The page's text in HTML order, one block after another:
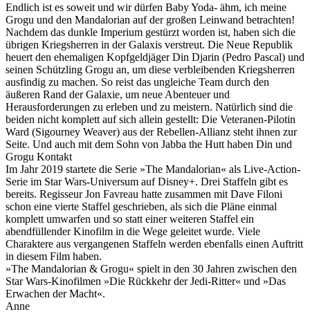
Endlich ist es soweit und wir dürfen Baby Yoda- ähm, ich meine
Grogu und den Mandalorian auf der großen Leinwand betrachten!
Nachdem das dunkle Imperium gestürzt worden ist, haben sich die
übrigen Kriegsherren in der Galaxis verstreut. Die Neue Republik
heuert den ehemaligen Kopfgeldjäger Din Djarin (Pedro Pascal) und
seinen Schützling Grogu an, um diese verbleibenden Kriegsherren
ausfindig zu machen. So reist das ungleiche Team durch den
äußeren Rand der Galaxie, um neue Abenteuer und
Herausforderungen zu erleben und zu meistern. Natürlich sind die
beiden nicht komplett auf sich allein gestellt: Die Veteranen-Pilotin
Ward (Sigourney Weaver) aus der Rebellen-Allianz steht ihnen zur
Seite. Und auch mit dem Sohn von Jabba the Hutt haben Din und
Grogu Kontakt
Im Jahr 2019 startete die Serie »The Mandalorian« als Live-Action-
Serie im Star Wars-Universum auf Disney+. Drei Staffeln gibt es
bereits. Regisseur Jon Favreau hatte zusammen mit Dave Filoni
schon eine vierte Staffel geschrieben, als sich die Pläne einmal
komplett umwarfen und so statt einer weiteren Staffel ein
abendfüllender Kinofilm in die Wege geleitet wurde. Viele
Charaktere aus vergangenen Staffeln werden ebenfalls einen Auftritt
in diesem Film haben.
»The Mandalorian & Grogu« spielt in den 30 Jahren zwischen den
Star Wars-Kinofilmen »Die Rückkehr der Jedi-Ritter« und »Das
Erwachen der Macht«.
Anne